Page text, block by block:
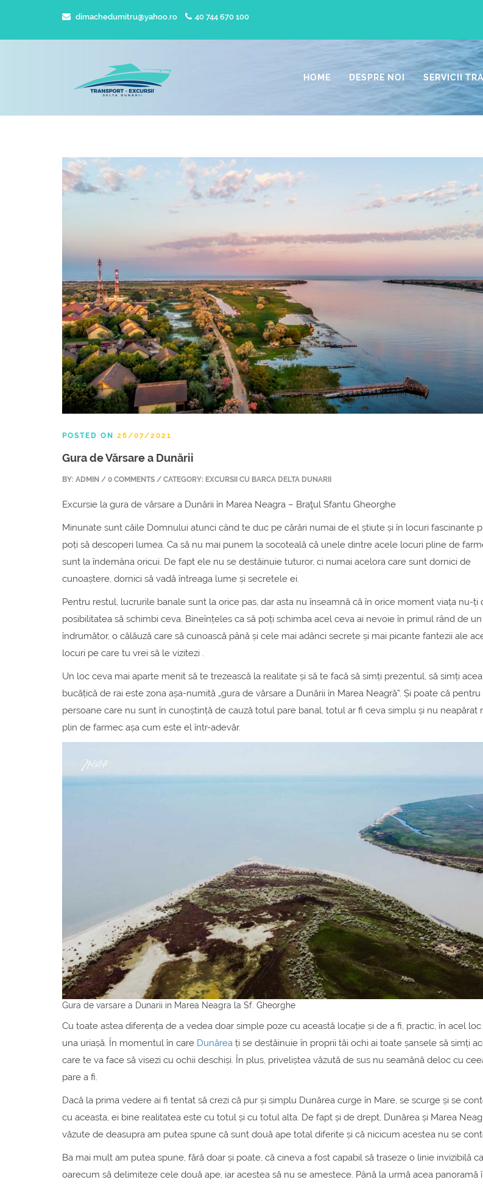
dimachedumitru@yahoo.ro 40 744 670 100
HOME DESPRE NOI SERVICII
POSTED ON 26/07/2021
Gura de Vărsare a Dunării
BY: ADMIN / 0 COMMENTS / CATEGORY: EXCURSII CU BARCA DELTA DUNARII
Excursie la gura de vărsare a Dunării în Marea Neagra – Braţul Sfantu Gheorghe
Minunate sunt căile Domnului atunci când te duc pe cărări numai de el știute și în locuri fascinante
poți să descoperi lumea. Ca să nu mai punem la socoteală că unele dintre acele locuri pline de
sunt la îndemâna oricui. De fapt ele nu se destăinuie tuturor, ci numai acelora care sunt dornici de
cunoaștere, dornici să vadă întreaga lume și secretele ei.
Pentru restul, lucrurile banale sunt la orice pas, dar asta nu înseamnă că în orice moment viața nu-ți
posibilitatea să schimbi ceva. Bineînțeles ca să poți schimba acel ceva ai nevoie în primul rând de un
îndrumător, o călăuză care să cunoască până și cele mai adânci secrete și mai picante fantezii ale
locuri pe care tu vrei să le vizitezi .
Un loc ceva mai aparte menit să te trezească la realitate și să te facă să simți prezentul, să simți acea
bucățică de rai este zona așa-numită „gura de vărsare a Dunării în Marea Neagră”. Și poate că
persoane care nu sunt în cunoștință de cauză totul pare banal, totul ar fi ceva simplu și nu neapărat
plin de farmec așa cum este el într-adevăr.
Gura de varsare a Dunarii in Marea Neagra la Sf. Gheorghe
Cu toate astea diferența de a vedea doar simple poze cu această locație și de a fi, practic, în acel
una uriașă. În momentul în care Dunărea ți se destăinuie în proprii tăi ochi ai toate șansele să simți
care te va face să visezi cu ochii deschiși. În plus, priveliștea văzută de sus nu seamănă deloc cu
pare a fi.
Dacă la prima vedere ai fi tentat să crezi că pur și simplu Dunărea curge în Mare, se scurge și se
cu aceasta, ei bine realitatea este cu totul și cu totul alta. De fapt și de drept, Dunărea și Marea
văzute de deasupra am putea spune că sunt două ape total diferite și că nicicum acestea nu se
Ba mai mult am putea spune, fără doar și poate, că cineva a fost capabil să traseze o linie invizibilă
oarecum să delimiteze cele două ape, iar acestea să nu se amestece. Până la urmă acea panoramă